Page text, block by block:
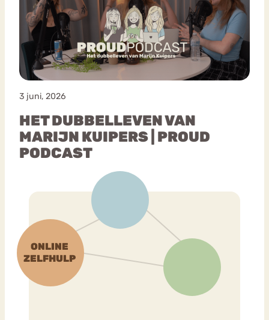
3 juni, 2026
HET DUBBELLEVEN VAN
MARIJN KUIPERS | PROUD
PODCAST
Chat
Forum
Bouli
mia
Nerv
osa
Eetstoornis Anorexia Nervosa
Eetbuien
Orthorexia
Afvallen Angst